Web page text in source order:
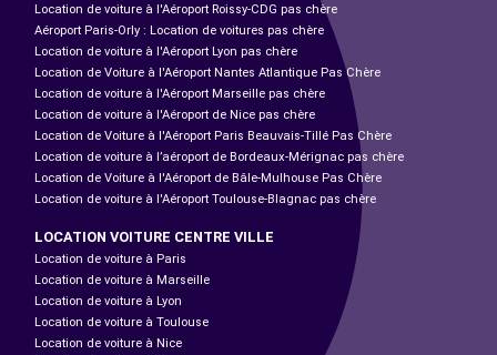
Location de voiture à l'Aéroport Roissy-CDG pas chère
Aéroport Paris-Orly : Location de voitures pas chère
Location de voiture à l'Aéroport Lyon pas chère
Location de Voiture à l'Aéroport Nantes Atlantique Pas Chère
Location de voiture à l'Aéroport Marseille pas chère
Location de voiture à l'Aéroport de Nice pas chère
Location de Voiture à l'Aéroport Paris Beauvais-Tillé Pas Chère
Location de voiture à l’aéroport de Bordeaux-Mérignac pas chère
Location de Voiture à l'Aéroport de Bâle-Mulhouse Pas Chère
Location de voiture à l'Aéroport Toulouse-Blagnac pas chère
LOCATION VOITURE CENTRE VILLE
Location de voiture à Paris
Location de voiture à Marseille
Location de voiture à Lyon
Location de voiture à Toulouse
Location de voiture à Nice